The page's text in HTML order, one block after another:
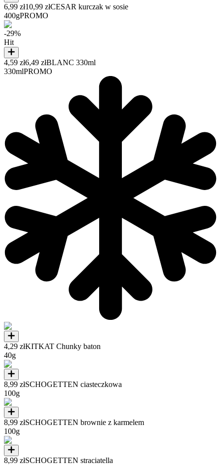
6,99 zł10,99 złCESAR kurczak w sosie
400gPROMO
-29%
Hit
4,59 zł6,49 złBLANC 330ml
330mlPROMO
4,29 złKITKAT Chunky baton
40g
8,99 złSCHOGETTEN ciasteczkowa
100g
8,99 złSCHOGETTEN brownie z karmelem
100g
8,99 złSCHOGETTEN straciatella